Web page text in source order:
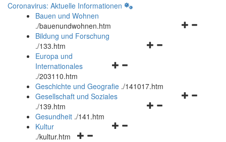
Coronavirus: Aktuelle Informationen
Bauen und Wohnen
./bauenundwohnen.htm
Navigationsmenü
Bildung und Forschung
./133.htm
Navigationsmenü
und
schließen
Europa und
Internationales
./203110.htm
Geschichte und Geografie ./141017.htm
Navigationsmenü
Gesellschaft und Soziales
./139.htm
Navigationsmenü
Gesundheit ./141.htm
Navigationsmenü
Kultur
./kultur.htm